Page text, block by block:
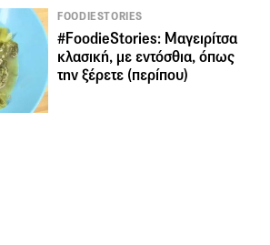
FOODIESTORIES
#FoodieStories: Μαγειρίτσα
κλασική, με εντόσθια, όπως
την ξέρετε (περίπου)